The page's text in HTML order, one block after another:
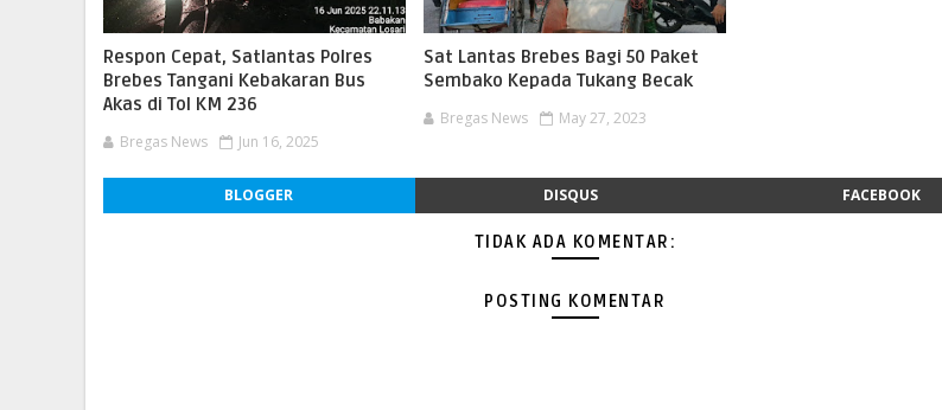
Respon Cepat, Satlantas Polres
Brebes Tangani Kebakaran Bus
Akas di Tol KM 236
Bregas News Jun 16, 2025
Sat Lantas Brebes Bagi 50 Paket
Sembako Kepada Tukang Becak
Bregas News May 27, 2023
BLOGGER DISQUS FACEBOOK
TIDAK ADA KOMENTAR:
POSTING KOMENTAR